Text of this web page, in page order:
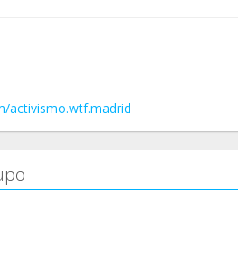
activismo.wtf.madrid